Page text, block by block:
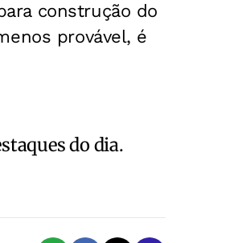
construção do
provável, é
do dia.